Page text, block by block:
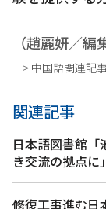
（趙麗妍／編
> 中国語関連記事
関連記事
日本語図書館
き交流の拠点に
修復工事進む